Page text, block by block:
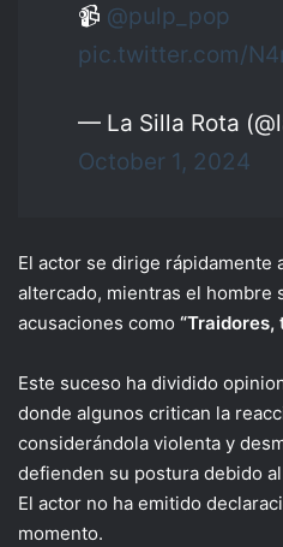
📹 @pulp_pop
pic.twitter.com/
— La Silla Rota
October 1, 2024
El actor se dirige rápidamente
altercado, mientras el hombre
acusaciones como “Traidores,
Este suceso ha dividido
donde algunos critican la
considerándola violenta y
defienden su postura debido
El actor no ha emitido
momento.